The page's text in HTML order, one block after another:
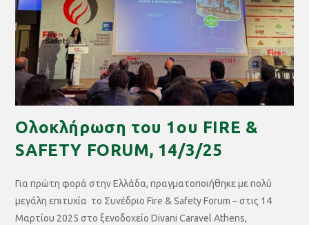
Ολοκλήρωση του 1ου FIRE &
SAFETY FORUM, 14/3/25
Για πρώτη φορά στην Ελλάδα, πραγματοποιήθηκε με πολύ
μεγάλη επιτυχία το Συνέδριο Fire & Safety Forum – στις 14
Μαρτίου 2025 στο ξενοδοχείο Divani Caravel Athens,